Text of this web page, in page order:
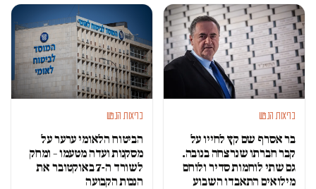
בריאות הנפש
בר אסרף שם קץ לחייו על
קבר חברתו שנרצחה בנובה.
גם שתי לוחמות סדיר ולוחם
מילואים התאבדו השבוע
בריאות הנפש
הביטוח הלאומי ערער על
מסקנות ועדה מטעמו – ומחק
לשורד ה-7 באוקטובר את
הנכות הקבועה